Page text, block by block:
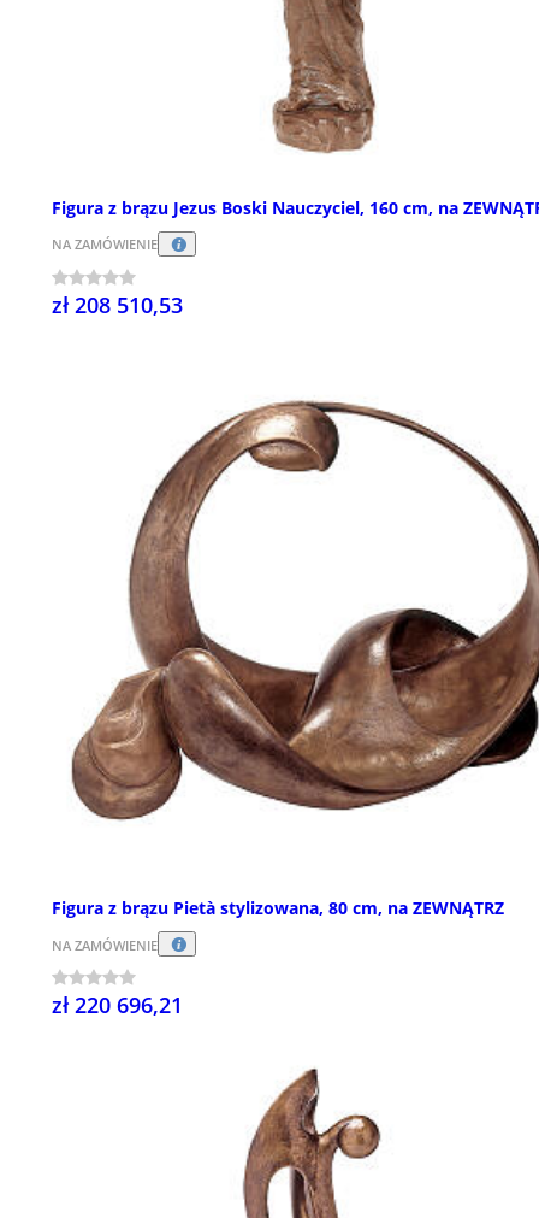
Figura z brązu Jezus Boski Nauczyciel, 160 cm, na
NA ZAMÓWIENIE
zł 208 510,53
Figura z brązu Pietà stylizowana, 80 cm, na ZEWNĄTRZ
NA ZAMÓWIENIE
zł 220 696,21